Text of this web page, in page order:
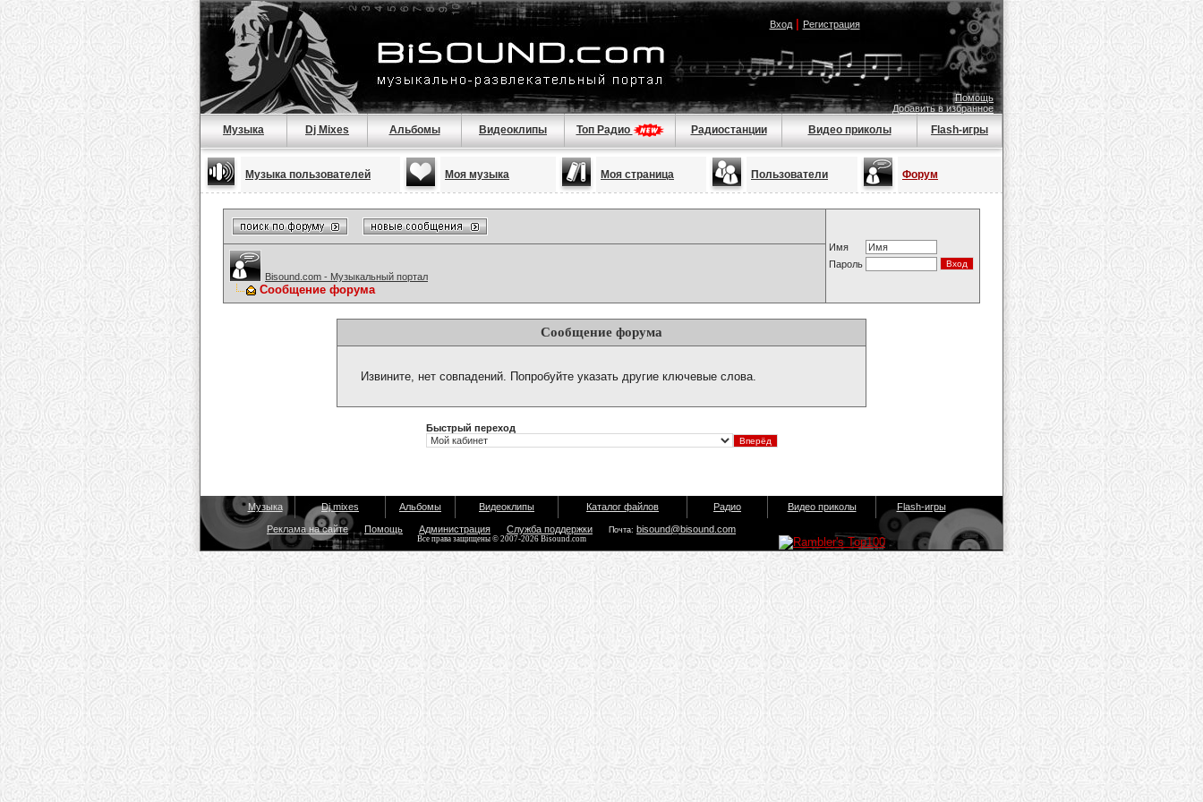
Вход| Регистрация
Помощь
Добавить в избранное
Музыка Dj Mixes Альбомы Видеоклипы Топ Радио Радиостанции Видео приколы Flash-игры
Музыка пользователей Моя музыка Моя страница Пользователи Форум
Имя
Пароль
Bisound.com - Музыкальный портал
Сообщение форума
Сообщение форума
Извините, нет совпадений. Попробуйте указать другие ключевые слова.
Быстрый переход
Музыка Dj mixes Альбомы Видеоклипы Каталог файлов Радио Видео приколы Flash-игры
Реклама на сайте Помощь Администрация Служба поддержки Почта: bisound@bisound.com
Все права защищены © 2007-2026 Bisound.com